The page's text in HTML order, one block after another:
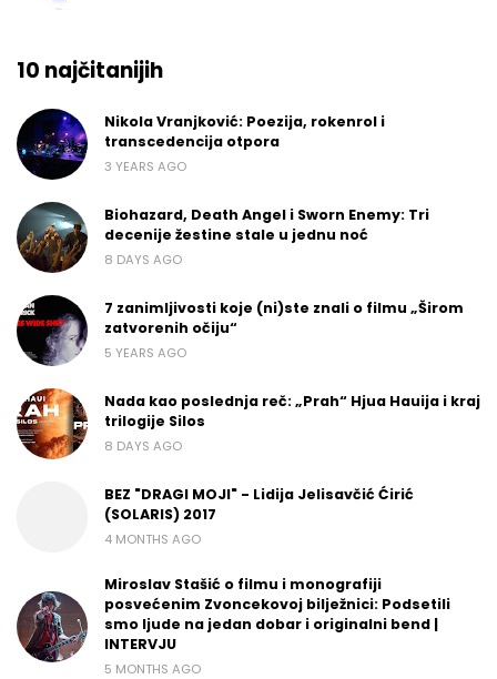
10 najčitanijih
Nikola Vranjković: Poezija, rokenrol i
transcedencija otpora
3 YEARS AGO
Biohazard, Death Angel i Sworn Enemy: Tri
decenije žestine stale u jednu noć
8 DAYS AGO
7 zanimljivosti koje (ni)ste znali o filmu „Širom
zatvorenih očiju“
5 YEARS AGO
Nada kao poslednja reč: „Prah“ Hjua Hauija i kraj
trilogije Silos
8 DAYS AGO
BEZ "DRAGI MOJI" - Lidija Jelisavčić Ćirić
(SOLARIS) 2017
4 MONTHS AGO
Miroslav Stašić o filmu i monografiji
posvećenim Zvoncekovoj bilježnici: Podsetili
smo ljude na jedan dobar i originalni bend |
INTERVJU
5 MONTHS AGO